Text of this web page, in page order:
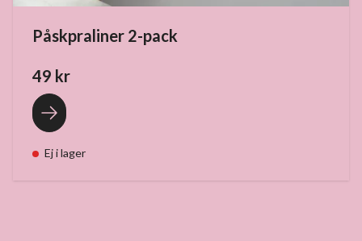
Påskpraliner 2-pack
49 kr
Ej i lager